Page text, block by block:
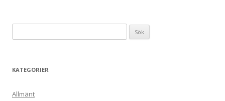
efter:
KATEGORIER
Allmänt